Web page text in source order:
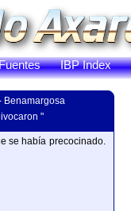
IBP Index
Benamargosa
"
se había precocinado.